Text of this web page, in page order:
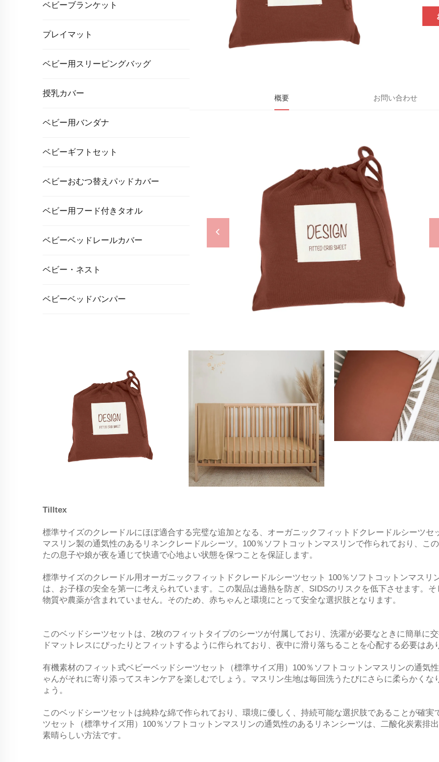
ベビーブランケット
プレイマット
ベビー用スリーピングバッグ
授乳カバー
ベビー用バンダナ
ベビーギフトセット
ベビーおむつ替えパッドカバー
ベビー用フード付きタオル
ベビーベッドレールカバー
ベビー・ネスト
ベビーベッドバンパー
概要 お問い合わせ
Tilltex
標準サイズのクレードルにほぼ適合する完璧な追加となる、オーガニックフィットドクレードルシーツ
マスリン製の通気性のあるリネンクレードルシーツ。100％ソフトコットンマスリンで作られており、こ
たの息子や娘が夜を通じて快適で心地よい状態を保つことを保証します。
標準サイズのクレードル用オーガニックフィットドクレードルシーツセット 100％ソフトコットンマスリ
は、お子様の安全を第一に考えられています。この製品は過熱を防ぎ、SIDSのリスクを低下させます。
物質や農薬が含まれていません。そのため、赤ちゃんと環境にとって安全な選択肢となります。
このベッドシーツセットは、2枚のフィットタイプのシーツが付属しており、洗濯が必要なときに簡単に
ドマットレスにぴったりとフィットするように作られており、夜中に滑り落ちることを心配する必要は
有機素材のフィット式ベビーベッドシーツセット（標準サイズ用）100％ソフトコットンマスリンの通気
ゃんがそれに寄り添ってスキンケアを楽しむでしょう。マスリン生地は毎回洗うたびにさらに柔らかく
ょう。
このベッドシーツセットは純粋な綿で作られており、環境に優しく、持続可能な選択肢であることが確
ツセット（標準サイズ用）100％ソフトコットンマスリンの通気性のあるリネンシーツは、二酸化炭素排
素晴らしい方法です。